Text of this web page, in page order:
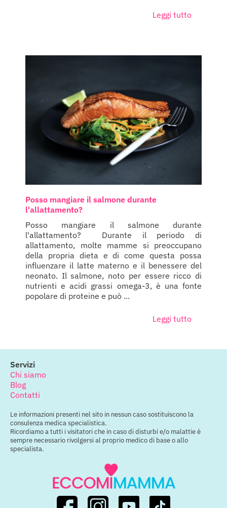
Leggi tutto
Posso mangiare il salmone durante
l'allattamento?
Posso mangiare il salmone durante
l'allattamento? Durante il periodo di
allattamento, molte mamme si preoccupano
della propria dieta e di come questa possa
influenzare il latte materno e il benessere del
neonato. Il salmone, noto per essere ricco di
nutrienti e acidi grassi omega-3, è una fonte
popolare di proteine e può ...
Leggi tutto
Servizi
Chi siamo
Blog
Contatti
Le informazioni presenti nel sito in nessun caso sostituiscono la
consulenza medica specialistica.
Ricordiamo a tutti i visitatori che in caso di disturbi e/o malattie è
sempre necessario rivolgersi al proprio medico di base o allo
specialista.